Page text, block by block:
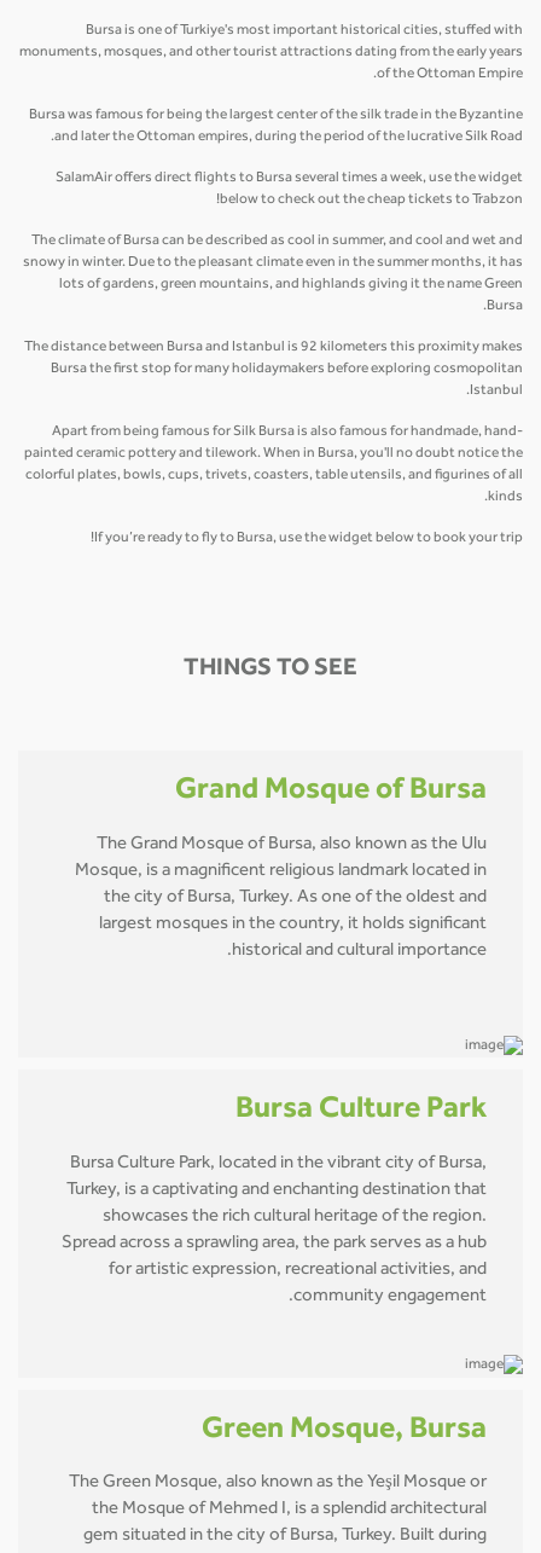
Bursa is one of Turkiye's most important historical cities, stuffed with
monuments, mosques, and other tourist attractions dating from the early years
of the Ottoman Empire.
Bursa was famous for being the largest center of the silk trade in the Byzantine
and later the Ottoman empires, during the period of the lucrative Silk Road.
SalamAir offers direct flights to Bursa several times a week, use the widget
below to check out the cheap tickets to Trabzon!
The climate of Bursa can be described as cool in summer, and cool and wet and
snowy in winter. Due to the pleasant climate even in the summer months, it has
lots of gardens, green mountains, and highlands giving it the name Green
Bursa.
The distance between Bursa and Istanbul is 92 kilometers this proximity makes
Bursa the first stop for many holidaymakers before exploring cosmopolitan
Istanbul.
Apart from being famous for Silk Bursa is also famous for handmade, hand-
painted ceramic pottery and tilework. When in Bursa, you'll no doubt notice the
colorful plates, bowls, cups, trivets, coasters, table utensils, and figurines of all
kinds.
If you’re ready to fly to Bursa, use the widget below to book your trip!
THINGS TO SEE
Grand Mosque of Bursa
The Grand Mosque of Bursa, also known as the Ulu
Mosque, is a magnificent religious landmark located in
the city of Bursa, Turkey. As one of the oldest and
largest mosques in the country, it holds significant
historical and cultural importance.
Bursa Culture Park
Bursa Culture Park, located in the vibrant city of Bursa,
Turkey, is a captivating and enchanting destination that
showcases the rich cultural heritage of the region.
Spread across a sprawling area, the park serves as a hub
for artistic expression, recreational activities, and
community engagement.
Green Mosque, Bursa
The Green Mosque, also known as the Yeşil Mosque or
the Mosque of Mehmed I, is a splendid architectural
gem situated in the city of Bursa, Turkey. Built during